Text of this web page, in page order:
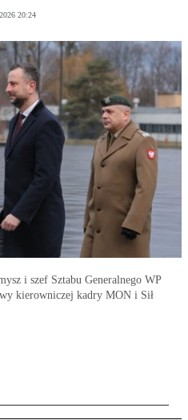
20:24
i szef Sztabu Generalnego WP
kierowniczej kadry MON i Sił